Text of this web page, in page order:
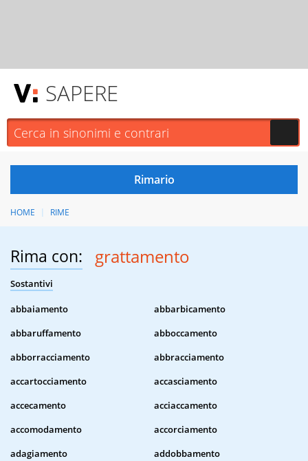
SAPERE
HOME RIME
Rima con: grattamento
Sostantivi
abbaiamento
abbarbicamento
abbaruffamento
abboccamento
abborracciamento
abbracciamento
accartocciamento
accasciamento
accecamento
acciaccamento
accomodamento
accorciamento
adagiamento
addobbamento